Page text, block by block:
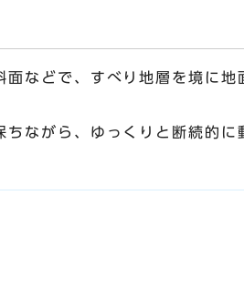
などで、すべり地層を境に
ながら、ゆっくりと断続的に